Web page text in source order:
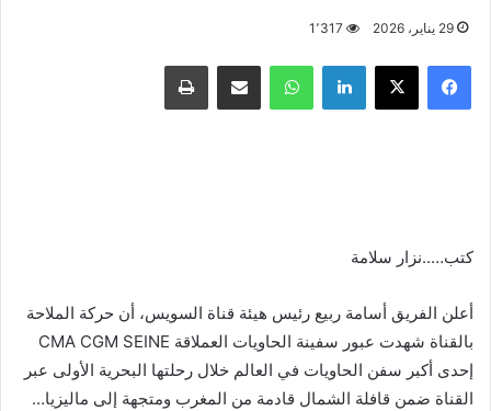
29 يناير، 2026 1٬317
فيسبوك X لينكدإن واتساب مشاركة عبر البريد طباعة
كتب…..نزار سلامة
أعلن الفريق أسامة ربيع رئيس هيئة قناة السويس، أن حركة الملاحة
بالقناة شهدت عبور سفينة الحاويات العملاقة CMA CGM SEINE
إحدى أكبر سفن الحاويات في العالم خلال رحلتها البحرية الأولى عبر
القناة ضمن قافلة الشمال قادمة من المغرب ومتجهة إلى ماليزيا…